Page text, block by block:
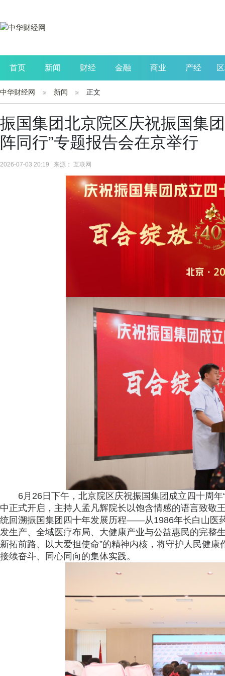
首页 新闻 财经 金融 商业 产经
公司 生活 读书
中华财经网 新闻 正文
振国集团北京院区庆祝振国集
阵同行”专题报告会在京举行
2026-07-03 20:19 来源： 互联网
6月26日下午，北京院区庆祝振国集团成立四十周
中正式开启，主持人孟凡辉院长以饱含情感的语言致敬
统回溯振国集团四十年发展历程——从1986年长白山医
发生产、全域医疗布局、大健康产业与公益惠民的完整
新拓前路、以大爱担使命”的精神内核，将守护人民健
接续奋斗、同心同向的集体实践。